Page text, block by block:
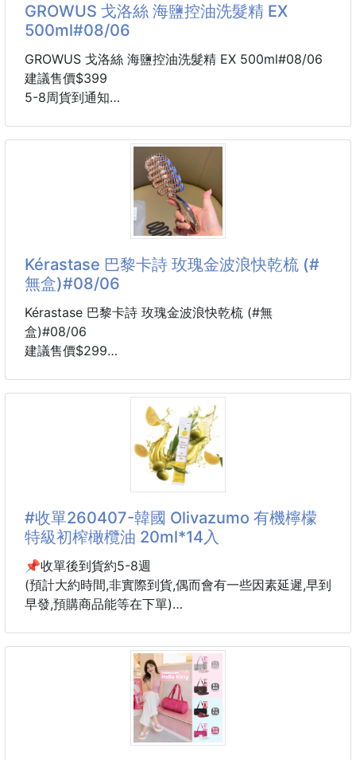
🏆有機的🏆有機的🏆
日本/歐盟多國有機認證
💎新鮮原味如同現磨
💎柑橘果香揉合可可香氣，香醇溫和
📌成份：100%手摘阿拉比卡
📌規格：約10g/入，7入/盒
📌有效日期：2026/11/22
📌生產國：哥倫比亞
-------------------------------------------
GROWUS 戈洛絲 海鹽控油洗髮精 EX
500ml#08/06
GROWUS 戈洛絲 海鹽控油洗髮精 EX 500ml#08/06
建議售價$399
5-8周貨到通知
⭐️海鹽控油洗髮精500ML
• 適合頭皮皮脂旺盛的族群
• 4種磨砂顆粒，深層清潔
• 韓國食藥處認證有效強健髮根
• 有效代謝老廢角質，日常護理頭皮
• 適合油性頭皮/髮根扁塌族群
• 改善頭皮多餘油脂&老廢角質
• 打造健康清爽的頭皮與髮根
• 韓國食藥處認證有效強健髮根
❌ 頭皮味揮之不去，自己聞到都尷尬？
❌ 換季時頭皮乾癢
Kérastase 巴黎卡詩 玫瑰金波浪快乾梳 (#
無盒)#08/06
Kérastase 巴黎卡詩 玫瑰金波浪快乾梳 (#無
盒)#08/06
建議售價$299
不給予退貨 介意請勿購買
🌹 高顏值+高實用性的質感美髮梳✨
每天整理頭髮的小習慣，也能變成一種享受💗
第一眼就被它的鏡面玫瑰金外型吸引
精緻又有質感，放在梳妝台上就是一件漂亮的美髮小物
😍
✨精緻 鏡面玫瑰金流線設計✨
✔️能貼合頭部曲線
✔️減少梳理時對髮絲的拉扯
溫和整理髮絲，減少拉扯感
#收單260407-韓國 Olivazumo 有機檸檬
特級初榨橄欖油 20ml*14入
📌收單後到貨約5-8週
(預計大約時間,非實際到貨,偶而會有一些因素延遲,早到
早發,預購商品能等在下單)
👉OLIVAZUMO 將最純淨的 有機橄欖油 × 100% NFC
有機檸檬汁 結合成一包隨身補給。
這不是健康飲料，而是一種 每一天的清爽儀式。
👉外食、壓力、作息不穩，都會影響你的日常節律，